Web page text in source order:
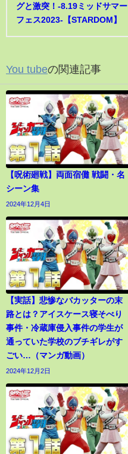
グと激突！-8.19ミッドサマー
フェス2023-【STARDOM】
You tubeの関連記事
【呪術廻戦】両面宿儺 戦闘・名
シーン集
2024年12月4日
【実話】悲惨なバカッターの末
路とは？アイスケース寝そべり
事件・冷蔵庫侵入事件の学生が
通っていた学校のブチギレがす
ごい…（マンガ動画）
2024年12月2日